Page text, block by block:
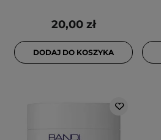
20,00 zł
DODAJ DO KOSZYKA